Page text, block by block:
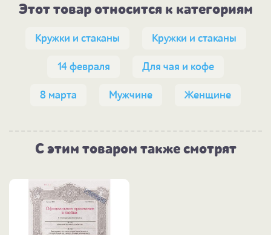
Этот товар относится к категориям
Кружки и стаканы Кружки и стаканы
14 февраля Для чая и кофе
8 марта Мужчине Женщине
С этим товаром также смотрят